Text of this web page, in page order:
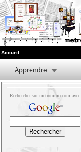
Accueil
Apprendre
Rechercher sur metronimo.com avec